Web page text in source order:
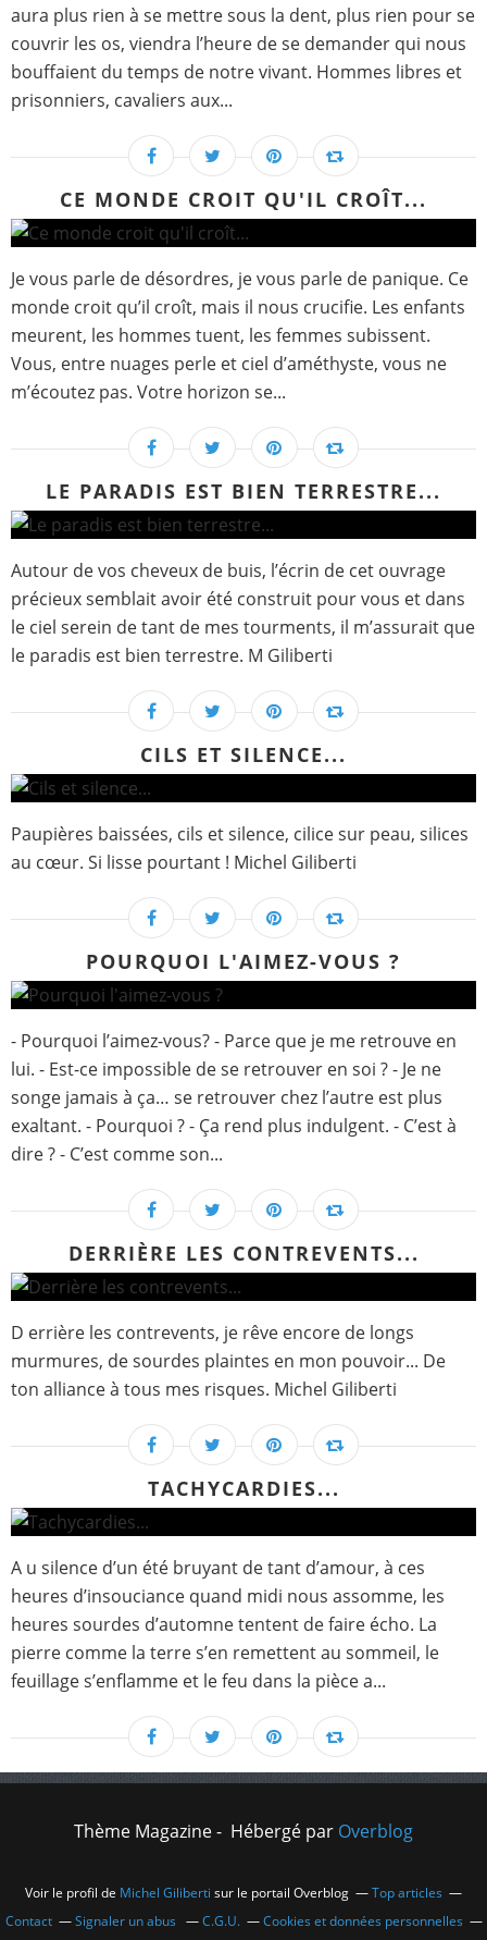
aura plus rien à se mettre sous la dent, plus rien pour se
couvrir les os, viendra l’heure de se demander qui nous
bouffaient du temps de notre vivant. Hommes libres et
prisonniers, cavaliers aux...
CE MONDE CROIT QU'IL CROÎT...
Je vous parle de désordres, je vous parle de panique. Ce
monde croit qu’il croît, mais il nous crucifie. Les enfants
meurent, les hommes tuent, les femmes subissent.
Vous, entre nuages perle et ciel d’améthyste, vous ne
m’écoutez pas. Votre horizon se...
LE PARADIS EST BIEN TERRESTRE...
Autour de vos cheveux de buis, l’écrin de cet ouvrage
précieux semblait avoir été construit pour vous et dans
le ciel serein de tant de mes tourments, il m’assurait que
le paradis est bien terrestre. M Giliberti
CILS ET SILENCE...
Paupières baissées, cils et silence, cilice sur peau, silices
au cœur. Si lisse pourtant ! Michel Giliberti
POURQUOI L'AIMEZ-VOUS ?
- Pourquoi l’aimez-vous? - Parce que je me retrouve en
lui. - Est-ce impossible de se retrouver en soi ? - Je ne
songe jamais à ça… se retrouver chez l’autre est plus
exaltant. - Pourquoi ? - Ça rend plus indulgent. - C’est à
dire ? - C’est comme son...
DERRIÈRE LES CONTREVENTS...
D errière les contrevents, je rêve encore de longs
murmures, de sourdes plaintes en mon pouvoir... De
ton alliance à tous mes risques. Michel Giliberti
TACHYCARDIES...
A u silence d’un été bruyant de tant d’amour, à ces
heures d’insouciance quand midi nous assomme, les
heures sourdes d’automne tentent de faire écho. La
pierre comme la terre s’en remettent au sommeil, le
feuillage s’enflamme et le feu dans la pièce a...
Thème Magazine - Hébergé par Overblog
Voir le profil de Michel Giliberti sur le portail Overblog
Top articles
Contact
Signaler un abus C.G.U. Cookies et données personnelles